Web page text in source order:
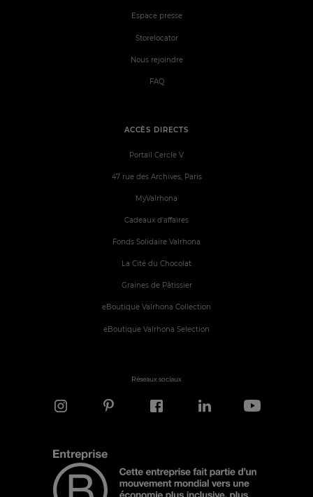
ACCÈS DIRECTS
Portail Cercle V
47 rue des Archives, Paris
MyValrhona
Cadeaux d'affaires
Fonds Solidaire Valrhona
La Cité du Chocolat
Graines de Pâtissier
eBoutique Valrhona Collection
eBoutique Valrhona Selection
Espace presse
Storelocator
Nous rejoindre
FAQ
Réseaux sociaux